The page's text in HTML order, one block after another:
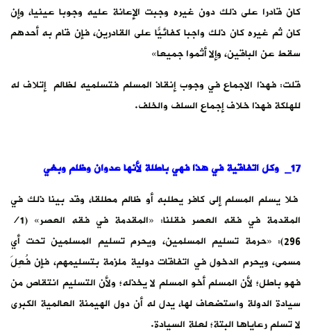
كان قادرا على ذلك دون غيره وجبت الإعانة عليه وجوبا عينيا، وإن
كان ثم غيره كان ذلك واجبا كفائيًّا على القادرين، فإن قام به أحدهم
سقط عن الباقين، وإلا أثموا جميعا»
قلت: فهذا الاجماع في وجوب إنقاذ المسلم فتسلميه لظالم إتلاف له
للهلكة فهذا خلاف إجماع السلف والخلف.
17_ وكل اتفاقية في هذا فهي باطلة لأنها عدوان وظلم وبغي
فلا يسلم المسلم إلى كافر يطلبه أو ظالم مطلقا، وقد بينا ذلك في
المقدمة في فقه العصر فقلنا: «المقدمة في فقه العصر» (1/
296): «‌‌حرمة ‌تسليم المسلمين، ويحرم ‌تسليم المسلمين تحت أي
مسمى، ويحرم الدخول في اتفاقات دولية ملزمة بتسليمهم، فإن فُعِلَ
فهو باطل؛ لأن المسلم أخو المسلم لا يخذله؛ ولأن التسليم انتقاص من
سيادة الدولة واستضعاف لها، يدل له أن دول الهيمنة العالمية الكبرى
لا تسلم رعاياها البتة؛ لعلة السيادة.